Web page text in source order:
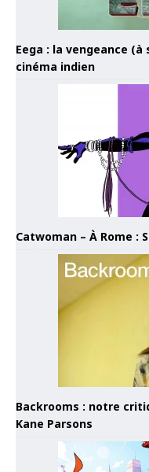
Eega : la vengeance
cinéma indien
Catwoman – À Rome :
Backrooms : notre
Kane Parsons